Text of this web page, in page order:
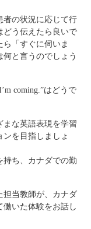
者の状況に応じて行
どう伝えたら良いで
「すぐに伺いま
と言うのでしょう
coming.”はどうで
まな英語表現を学習
を目指しましょ
持ち、カナダでの勤
担当教師が、カナダ
いた体験をお話し